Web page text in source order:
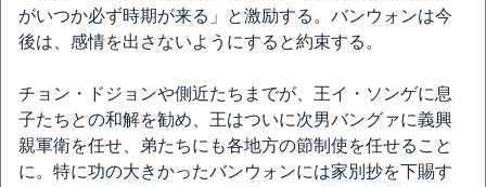
がいつか必ず時期が来る」と激励する。バンウォンは今
後は、感情を出さないようにすると約束する。
チョン・ドジョンや側近たちまでが、王イ・ソンゲに息
子たちとの和解を勧め、王はついに次男バングァに義興
親軍衛を任せ、弟たちにも各地方の節制使を任せること
に。特に功の大きかったバンウォンには家別抄を下賜す